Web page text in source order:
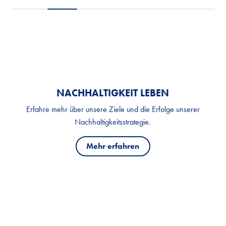
NACHHALTIGKEIT LEBEN
Erfahre mehr über unsere Ziele und die Erfolge unserer
Nachhaltigkeitsstrategie.
Mehr erfahren